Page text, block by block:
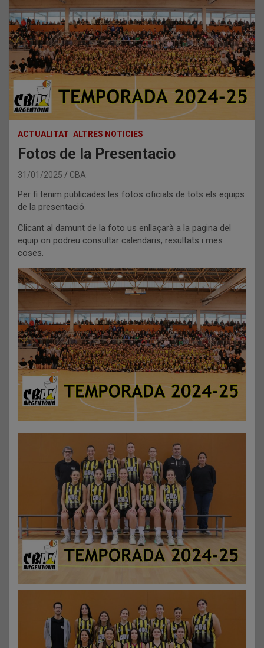
ACTUALITAT ALTRES NOTICIES
Fotos de la Presentacio
31/01/2025 CBA
Per fi tenim publicades les fotos oficials de tots els equips
de la presentació.
Clicant al damunt de la foto us enllaçarà a la pagina del
equip on podreu consultar calendaris, resultats i mes
coses.